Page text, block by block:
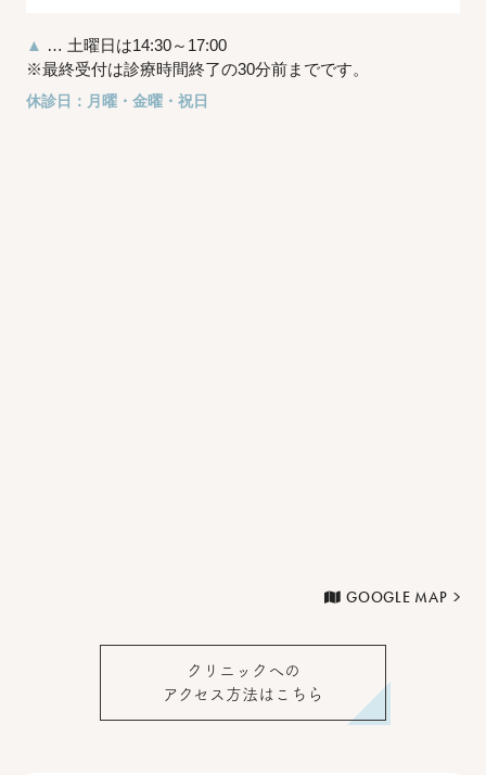
▲ … 土曜日は14:30～17:00
※最終受付は診療時間終了の30分前までです。
休診日：月曜・金曜・祝日
GOOGLE MAP
クリニックへの
アクセス方法はこちら